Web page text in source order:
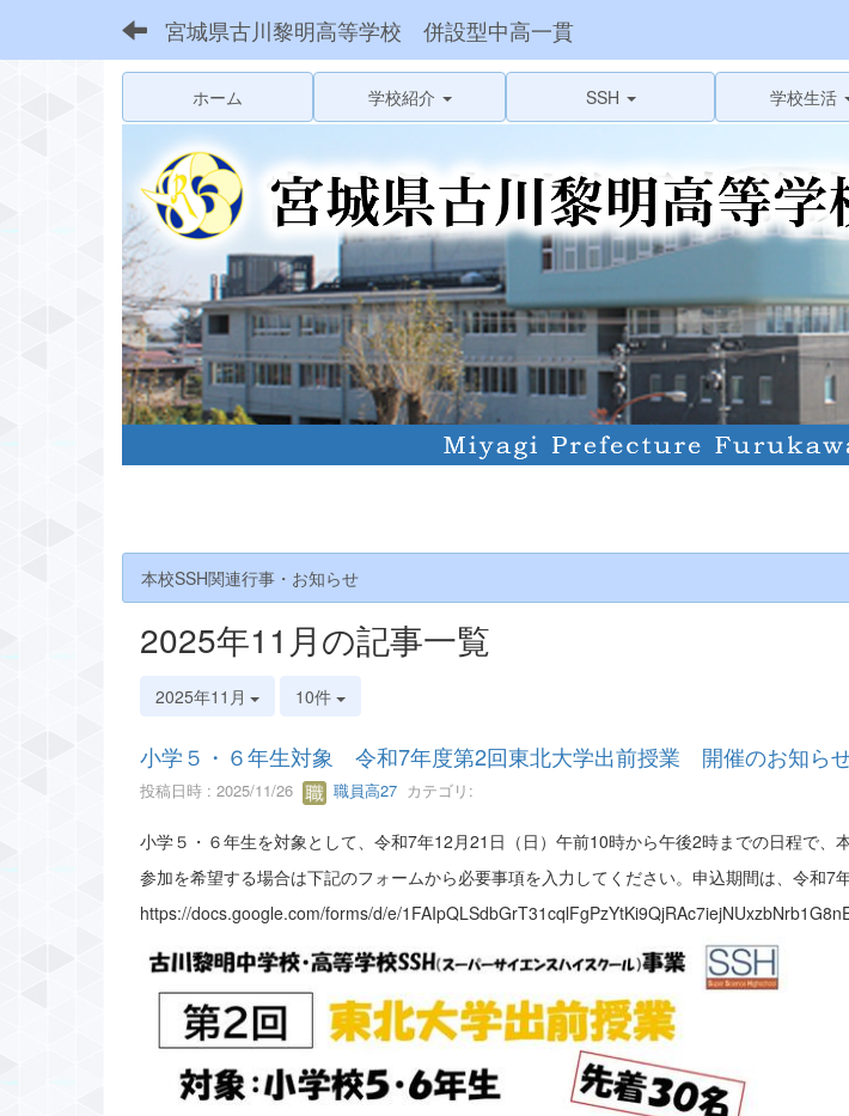
宮城県古川黎明高等学校 併設型中高一貫
ホーム 学校紹介 SSH 学校生活
本校SSH関連行事・お知らせ
2025年11月の記事一覧
2025年11月 10件
小学５・６年生対象 令和7年度第2回東北大学出前授業 開催のお知らせ
投稿日時 : 2025/11/26 職員高27 カテゴリ:
小学５・６年生を対象として、令和7年12月21日（日）午前10時から午後2時までの日程で、
参加を希望する場合は下記のフォームから必要事項を入力してください。申込期間は、令和7
https://docs.google.com/forms/d/e/